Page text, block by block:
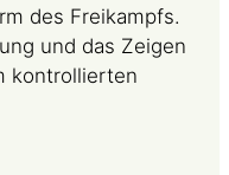
des Freikampfs.
und das Zeigen
kontrollierten